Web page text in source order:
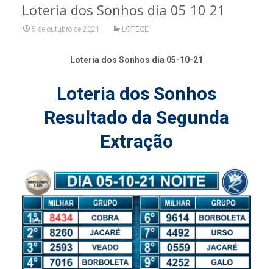
Loteria dos Sonhos dia 05 10 21
5 de outubro de 2021 LOTECE
Loteria dos Sonhos dia 05-10-21
Loteria dos Sonhos
Resultado da Segunda
Extração